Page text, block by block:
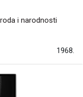
i narodnosti
1968.